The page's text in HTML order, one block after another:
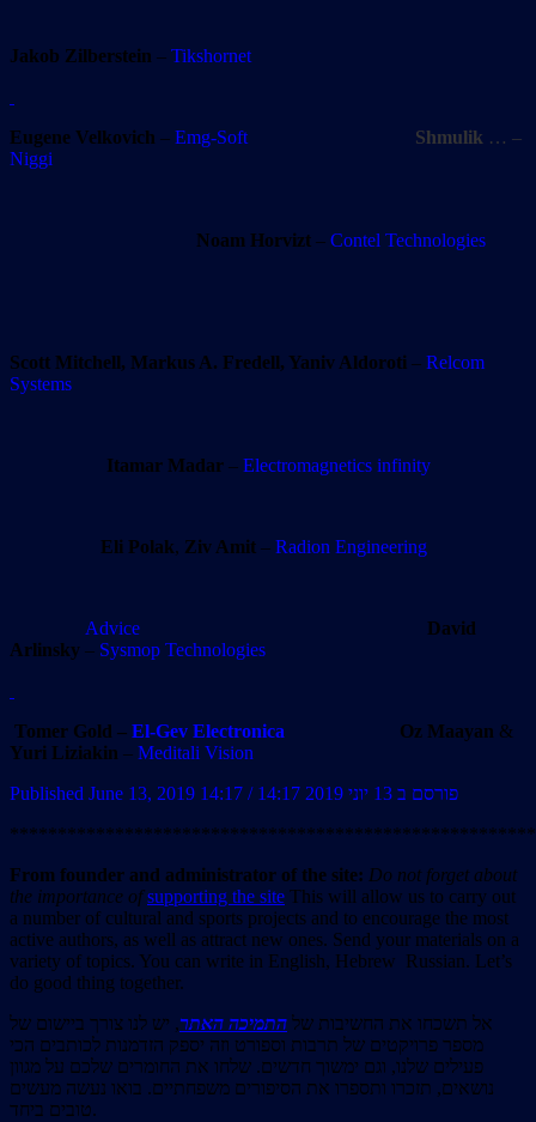
Jakob Zilberstein – Tikshornet
Eugene Velkovich – Emg-Soft Shmulik … –
Niggi
Noam Horvizt – Contel Technologies
Scott Mitchell, Markus A. Fredell, Yaniv Aldoroti – Relcom
Systems
Itamar Madar– Electromagnetics infinity
Eli Polak, Ziv Amit– Radion Engineering
Advice
David
Arlinsky – Sysmop Technologies
Tomer Gold – El-Gev Electronica Oz Maayan &
Yuri Liziakin – Meditali Vision
Published June 13, 2019 14:17 / פורסם ב 13 יוני 2019 14:17
From founder and administrator of the site: Do not forget about
the importance ofsupporting the site This will allow us to carry out
a number of cultural and sports projects and to encourage the most
active authors, as well as attract new ones. Send your materials on a
variety of topics. You can write in English, Hebrew Russian. Let’s
do good thing together.
אל תשכחו את החשיבות של התמיכה האתר, יש לנו צורך ביישום של
מספר פרויקטים של תרבות וספורט וזה יספק הזדמנות לכותבים הכי
פעילים שלנו, וגם ימשוך חדשים. שלחו את החומרים שלכם על מגוון
נושאים, תזכרו ותספרו את הסיפורים משפחתיים. בואו נעשה מעשים
טובים ביחד.